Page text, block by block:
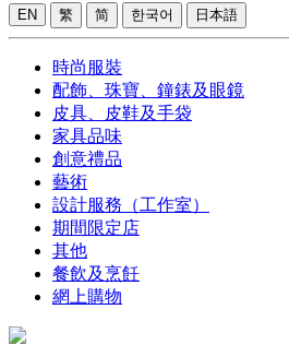
EN 繁 简 한국어 日本語
時尚服裝
配飾、珠寶、鐘錶及眼鏡
皮具、皮鞋及手袋
家具品味
創意禮品
藝術
設計服務（工作室）
期間限定店
其他
餐飲及烹飪
網上購物